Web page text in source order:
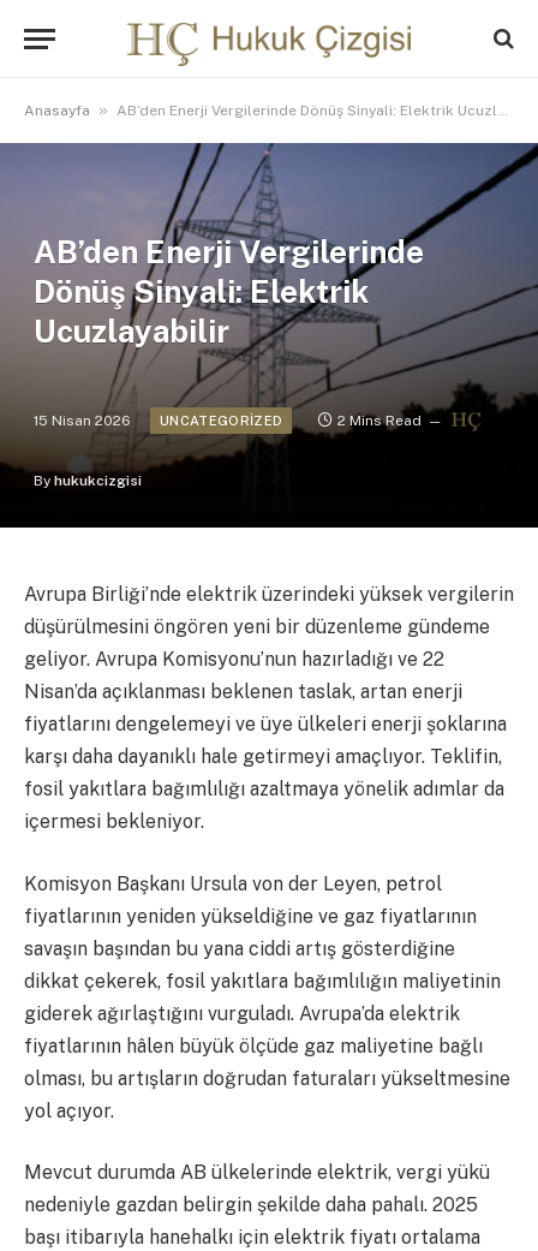
Anasayfa » AB’den Enerji Vergilerinde Dönüş Sinyali: Elektrik Ucuzlayabilir
AB’den Enerji Vergilerinde
Dönüş Sinyali: Elektrik
Ucuzlayabilir
15 Nisan 2026 UNCATEGORIZED 2 Mins Read
By hukukcizgisi
Avrupa Birliği’nde elektrik üzerindeki yüksek vergilerin
düşürülmesini öngören yeni bir düzenleme gündeme
geliyor. Avrupa Komisyonu’nun hazırladığı ve 22
Nisan’da açıklanması beklenen taslak, artan enerji
fiyatlarını dengelemeyi ve üye ülkeleri enerji şoklarına
karşı daha dayanıklı hale getirmeyi amaçlıyor. Teklifin,
fosil yakıtlara bağımlılığı azaltmaya yönelik adımlar da
içermesi bekleniyor.
Komisyon Başkanı Ursula von der Leyen, petrol
fiyatlarının yeniden yükseldiğine ve gaz fiyatlarının
savaşın başından bu yana ciddi artış gösterdiğine
dikkat çekerek, fosil yakıtlara bağımlılığın maliyetinin
giderek ağırlaştığını vurguladı. Avrupa’da elektrik
fiyatlarının hâlen büyük ölçüde gaz maliyetine bağlı
olması, bu artışların doğrudan faturaları yükseltmesine
yol açıyor.
Mevcut durumda AB ülkelerinde elektrik, vergi yükü
nedeniyle gazdan belirgin şekilde daha pahalı. 2025
başı itibarıyla hanehalkı için elektrik fiyatı ortalama